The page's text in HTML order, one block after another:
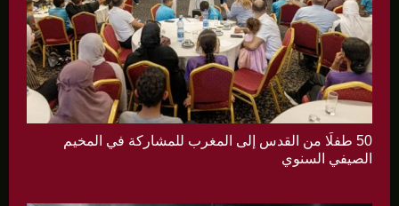
50 طفلًا من القدس إلى المغرب للمشاركة في المخيم
الصيفي السنوي